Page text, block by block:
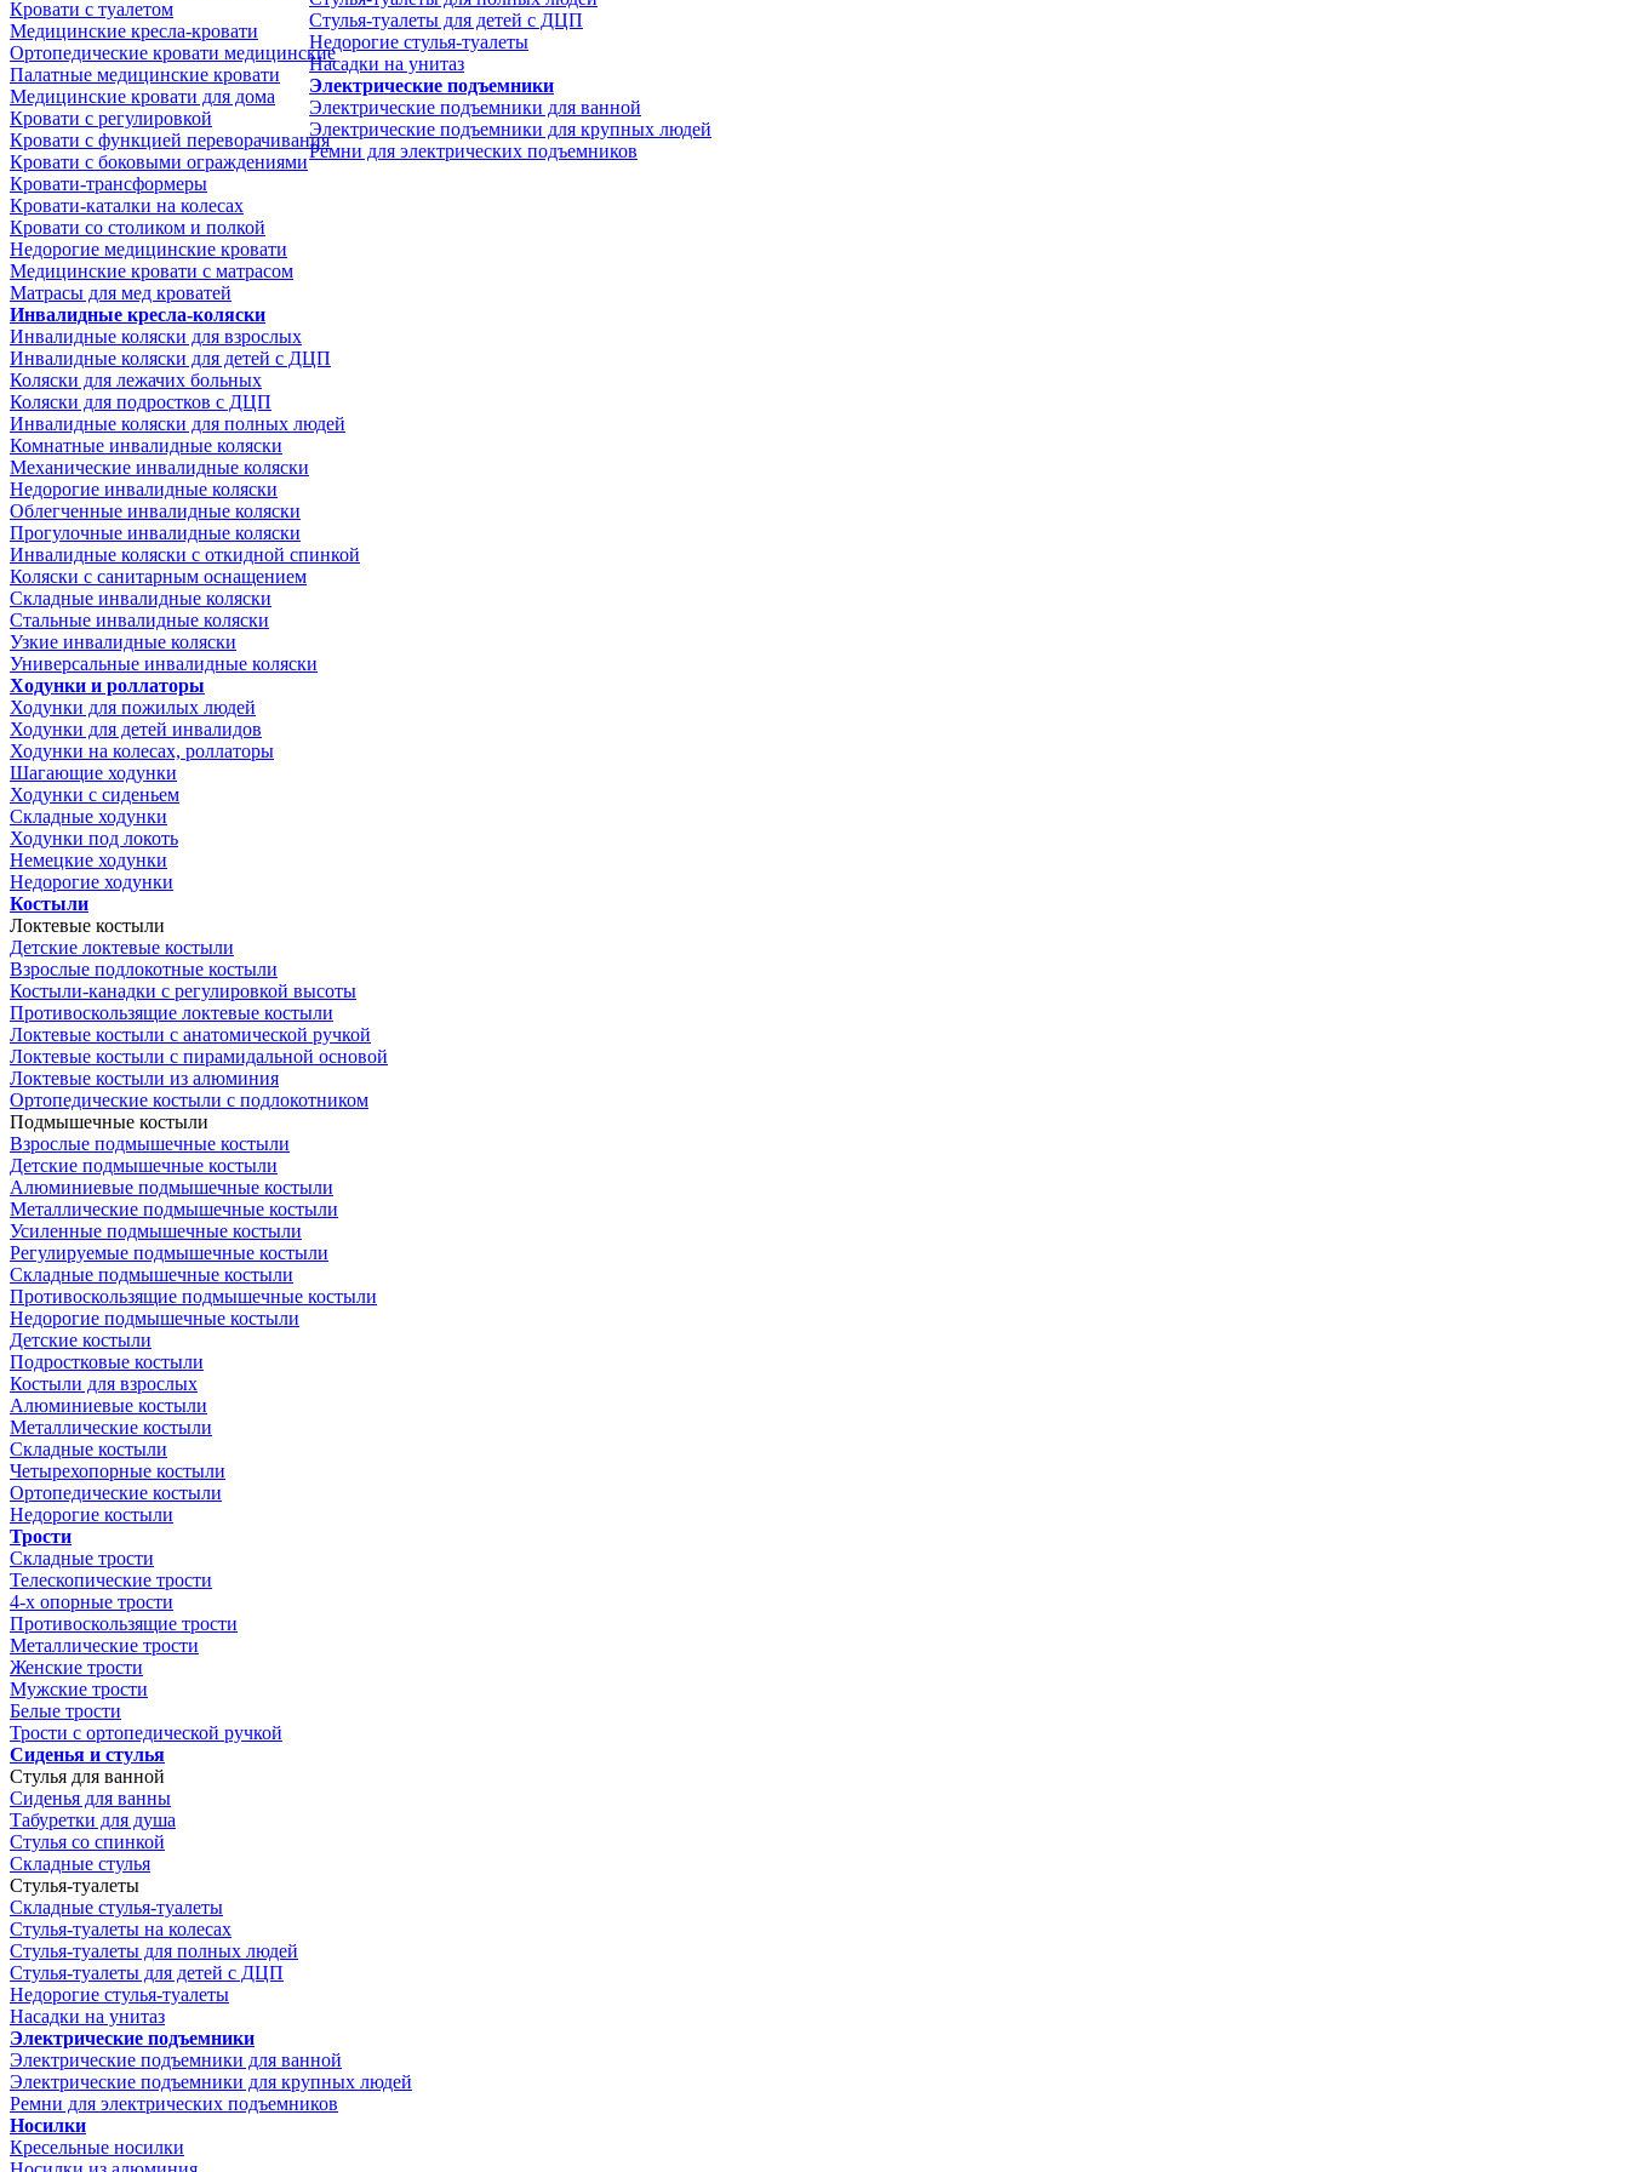
Кровати с туалетом
Медицинские крeсла-кровати
Ортопедические кровати медицинские
Палатные медицинские кровати
Медицинские кровати для дома
Кровати с регулировкой
Кровати с функцией переворачивания
Кровати с боковыми ограждениями
Кровати-трансформеры
Кровати-каталки на колесах
Кровати со столиком и полкой
Недорогие медицинские кровати
Медицинские кровати с матрасом
Матрасы для мед кроватей
Инвалидные кресла-коляски
Инвалидные коляски для взрослых
Инвалидные коляски для детей с ДЦП
Коляски для лежачих больных
Коляски для подростков с ДЦП
Инвалидные коляски для полных людей
Комнатные инвалидные коляски
Механические инвалидные коляски
Недорогие инвалидные коляски
Облегченные инвалидные коляски
Прогулочные инвалидные коляски
Инвалидные коляски с откидной спинкой
Коляски с санитарным оснащением
Складные инвалидные коляски
Стальные инвалидные коляски
Узкие инвалидные коляски
Универсальные инвалидные коляски
Ходунки и роллаторы
Ходунки для пожилых людей
Ходунки для детей инвалидов
Ходунки на колесах, роллаторы
Шагающие ходунки
Ходунки с сиденьем
Складные ходунки
Ходунки под локоть
Немецкие ходунки
Недорогие ходунки
Костыли
Локтевые костыли
Детские локтевые костыли
Взрослые подлокотные костыли
Костыли-канадки с регулировкой высоты
Противоскользящие локтевые костыли
Локтевые костыли с анатомической ручкой
Локтевые костыли с пирамидальной основой
Локтевые костыли из алюминия
Ортопедические костыли с подлокотником
Подмышечные костыли
Взрослые подмышечные костыли
Детские подмышечные костыли
Алюминиевые подмышечные костыли
Металлические подмышечные костыли
Усиленные подмышечные костыли
Регулируемые подмышечные костыли
Складные подмышечные костыли
Противоскользящие подмышечные костыли
Недорогие подмышечные костыли
Детские костыли
Подростковые костыли
Костыли для взрослых
Алюминиевые костыли
Металлические костыли
Складные костыли
Четырехопорные костыли
Ортопедические костыли
Недорогие костыли
Трости
Складные трости
Телескопические трости
4-х опорные трости
Противоскользящие трости
Металлические трости
Женские трости
Мужские трости
Белые трости
Трости с ортопедической ручкой
Сиденья и стулья
Стулья для ванной
Сиденья для ванны
Табуретки для душа
Стулья со спинкой
Складные стулья
Стулья-туалеты
Складные стулья-туалеты
Стулья-туалеты на колесах
Стулья-туалеты для полных людей
Стулья-туалеты для детей с ДЦП
Недорогие стулья-туалеты
Насадки на унитаз
Электрические подъемники
Электрические подъемники для ванной
Электрические подъемники для крупных людей
Ремни для электрических подъемников
Носилки
Кресельные носилки
Стулья-туалеты для детей с ДЦП
Недорогие стулья-туалеты
Насадки на унитаз
Электрические подъемники
Электрические подъемники для ванной
Электрические подъемники для крупных людей
Ремни для электрических подъемников